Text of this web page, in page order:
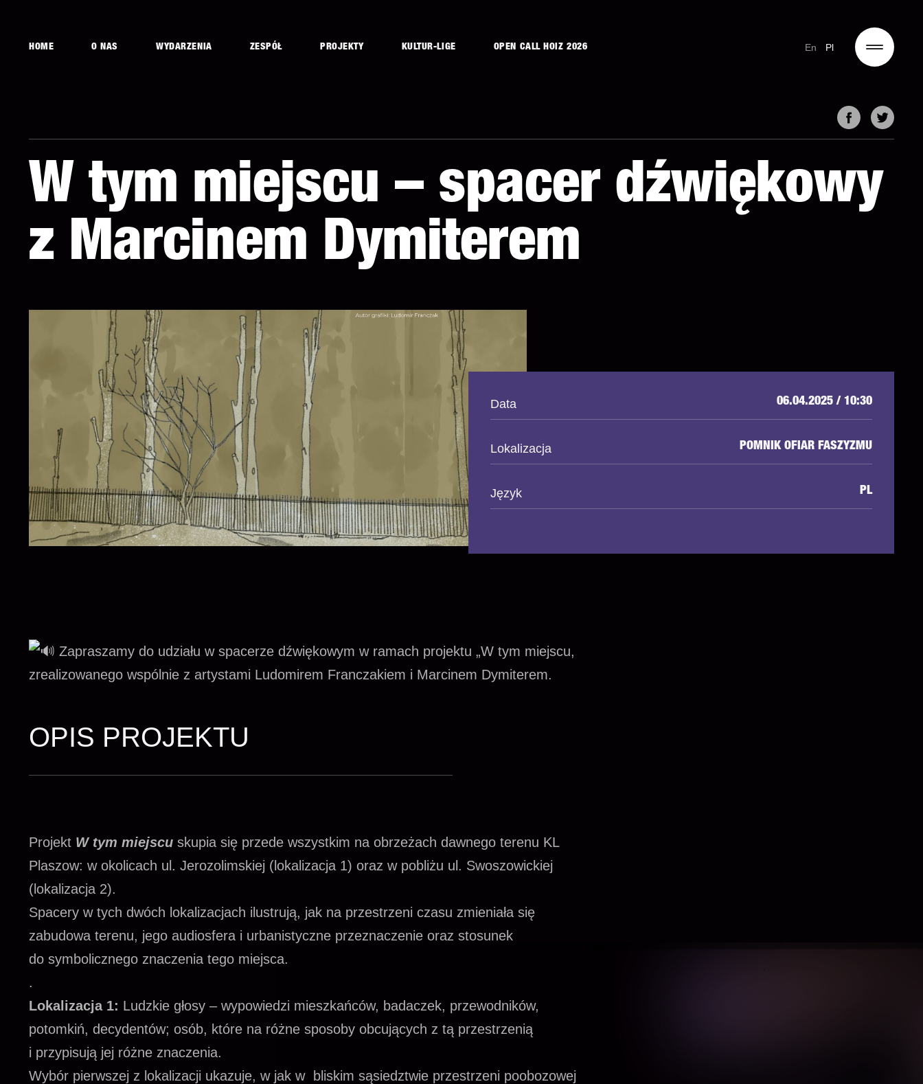
HOME O NAS WYDARZENIA ZESPÓŁ PROJEKTY KULTUR-LIGE OPEN CALL HOIZ 2026 Pl
En
W tym miejscu – spacer dźwiękowy
z Marcinem Dymiterem
Data 06.04.2025 / 10:30
Lokalizacja POMNIK OFIAR FASZYZMU
Język PL
Zapraszamy do udziału w spacerze dźwiękowym w ramach projektu „W tym miejscu,
zrealizowanego wspólnie z artystami Ludomirem Franczakiem i Marcinem Dymiterem.
OPIS PROJEKTU
Projekt W tym miejscu skupia się przede wszystkim na obrzeżach dawnego terenu KL
Plaszow: w okolicach ul. Jerozolimskiej (lokalizacja 1) oraz w pobliżu ul. Swoszowickiej
(lokalizacja 2).
Spacery w tych dwóch lokalizacjach ilustrują, jak na przestrzeni czasu zmieniała się
zabudowa terenu, jego audiosfera i urbanistyczne przeznaczenie oraz stosunek
do symbolicznego znaczenia tego miejsca.
.
Lokalizacja 1: Ludzkie głosy – wypowiedzi mieszkańców, badaczek, przewodników,
potomkiń, decydentów; osób, które na różne sposoby obcujących z tą przestrzenią
i przypisują jej różne znaczenia.
Wybór pierwszej z lokalizacji ukazuje, w jak w bliskim sąsiedztwie przestrzeni poobozowej